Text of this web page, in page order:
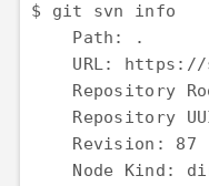
$ git svn info
    Path: .
URL:
Repository
Repository
    Revision: 87
Node Kind: